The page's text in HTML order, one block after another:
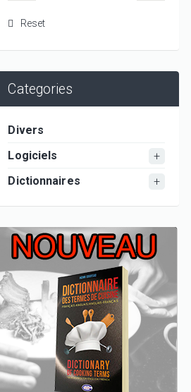
Categories
Divers
Logiciels
Dictionnaires